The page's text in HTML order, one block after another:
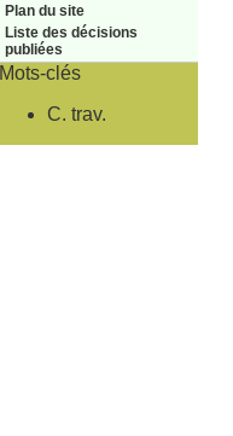
Plan du site
Liste des décisions
publiées
Mots-clés
C. trav.